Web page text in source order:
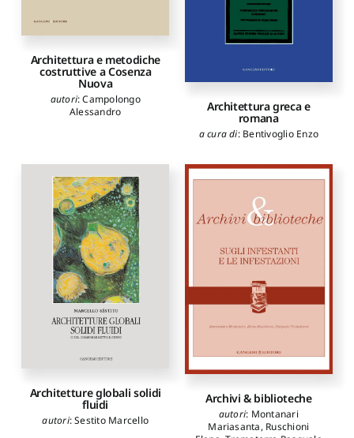
Architettura e metodiche
costruttive a Cosenza
Nuova
autori:Campolongo
Alessandro
Architettura greca e
romana
a cura di: Bentivoglio Enzo
Architetture globali solidi
fluidi
autori:Sestito Marcello
Archivi & biblioteche
autori: Montanari
Mariasanta, Ruschioni